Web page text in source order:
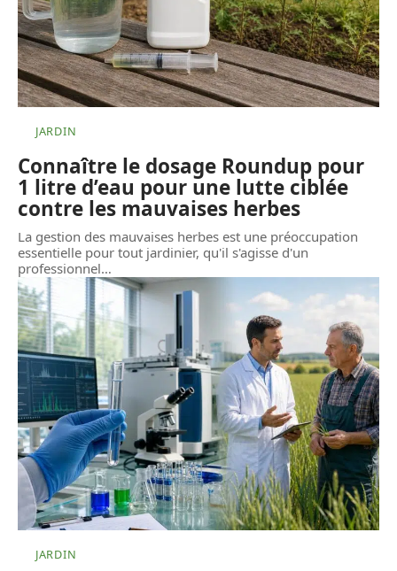
JARDIN
Connaître le dosage Roundup pour
1 litre d’eau pour une lutte ciblée
contre les mauvaises herbes
La gestion des mauvaises herbes est une préoccupation
essentielle pour tout jardinier, qu'il s'agisse d'un
professionnel…
JARDIN